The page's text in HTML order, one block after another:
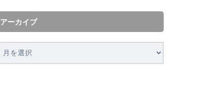
アーカイブ